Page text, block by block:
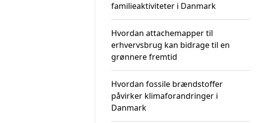
familieaktiviteter i Danmark
Hvordan attachemapper til
erhvervsbrug kan bidrage til en
grønnere fremtid
Hvordan fossile brændstoffer
påvirker klimaforandringer i
Danmark